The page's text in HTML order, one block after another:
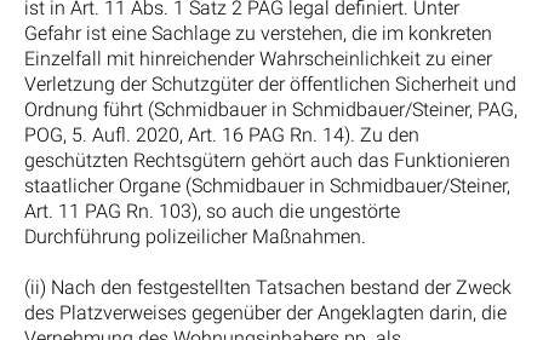
ist in Art. 11 Abs. 1 Satz 2 PAG legal definiert. Unter
Gefahr ist eine Sachlage zu verstehen, die im konkreten
Einzelfall mit hinreichender Wahrscheinlichkeit zu einer
Verletzung der Schutzgüter der öffentlichen Sicherheit und
Ordnung führt (Schmidbauer in Schmidbauer/Steiner, PAG,
POG, 5. Aufl. 2020, Art. 16 PAG Rn. 14). Zu den
geschützten Rechtsgütern gehört auch das Funktionieren
staatlicher Organe (Schmidbauer in Schmidbauer/Steiner,
Art. 11 PAG Rn. 103), so auch die ungestörte
Durchführung polizeilicher Maßnahmen.
(ii) Nach den festgestellten Tatsachen bestand der Zweck
des Platzverweises gegenüber der Angeklagten darin, die